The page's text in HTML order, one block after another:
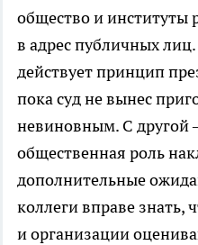
общество и институты
в адрес публичных
действует принцип
пока суд не вынес
невиновным. С другой
общественная роль
дополнительные
коллеги вправе знать,
и организации